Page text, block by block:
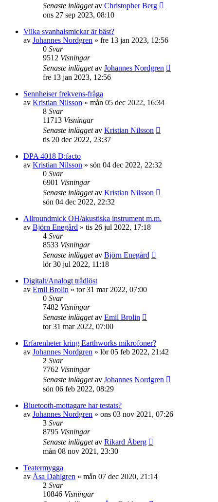
Senaste inläggetav Christopher Berg
ons 27 sep 2023, 08:10
Vilka svanhalsmickar är bäst?
av Johannes Nordgren » fre 13 jan 2023, 12:56
0 Svar
9512 Visningar
Senaste inläggetav Johannes Nordgren
fre 13 jan 2023, 12:56
Sennheiser frekvens-fråga
av Kristian Nilsson » mån 05 dec 2022, 16:34
8 Svar
11713 Visningar
Senaste inläggetav Kristian Nilsson
tis 20 dec 2022, 23:37
DPA 4018 D:facto
av Kristian Nilsson » sön 04 dec 2022, 22:32
0 Svar
6901 Visningar
Senaste inläggetav Kristian Nilsson
sön 04 dec 2022, 22:32
Allroundmick OH/akustiska instrument m.m.
av Björn Enegård » tis 26 jul 2022, 17:18
4 Svar
8533 Visningar
Senaste inläggetav Björn Enegård
lör 30 jul 2022, 11:18
Digitalt/Analogt trådlöst
av Emil Brolin » tor 31 mar 2022, 07:00
0 Svar
7482 Visningar
Senaste inläggetav Emil Brolin
tor 31 mar 2022, 07:00
Erfarenheter kring Earthworks mikrofoner?
av Johannes Nordgren » lör 05 feb 2022, 21:42
2 Svar
7762 Visningar
Senaste inläggetav Johannes Nordgren
sön 06 feb 2022, 08:29
Bluetooth-mottagare har testats?
av Johannes Nordgren » ons 03 nov 2021, 07:26
3 Svar
8795 Visningar
Senaste inläggetav Rikard Åberg
mån 08 nov 2021, 23:30
Teatermygga
av Åsa Dahlgren » mån 07 dec 2020, 21:14
2 Svar
10846 Visningar